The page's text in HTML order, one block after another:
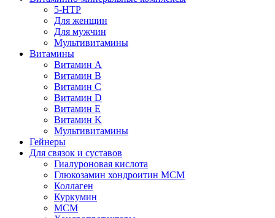
5-HTP
Для женщин
Для мужчин
Мультивитамины
Витамины
Витамин A
Витамин B
Витамин C
Витамин D
Витамин E
Витамин K
Мультивитамины
Гейнеры
Для связок и суставов
Гиалуроновая кислота
Глюкозамин хондроитин МСМ
Коллаген
Куркумин
МСМ